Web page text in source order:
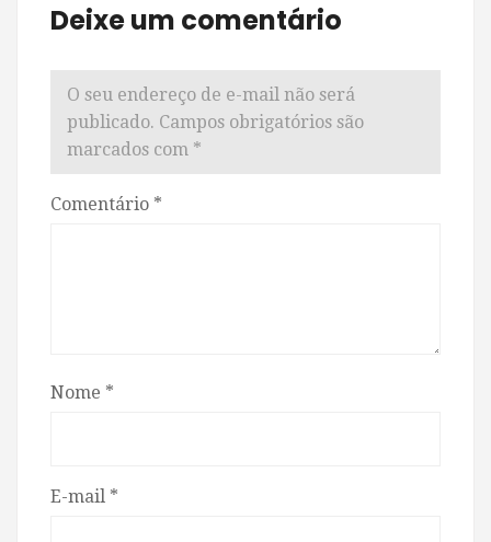
Deixe um comentário
O seu endereço de e-mail não será
publicado. Campos obrigatórios são
marcados com *
Comentário *
Nome *
E-mail *